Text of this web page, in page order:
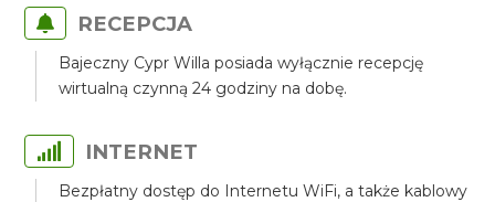
RECEPCJA
Bajeczny Cypr Willa posiada wyłącznie recepcję
wirtualną czynną 24 godziny na dobę.
INTERNET
Bezpłatny dostęp do Internetu WiFi, a także kablowy